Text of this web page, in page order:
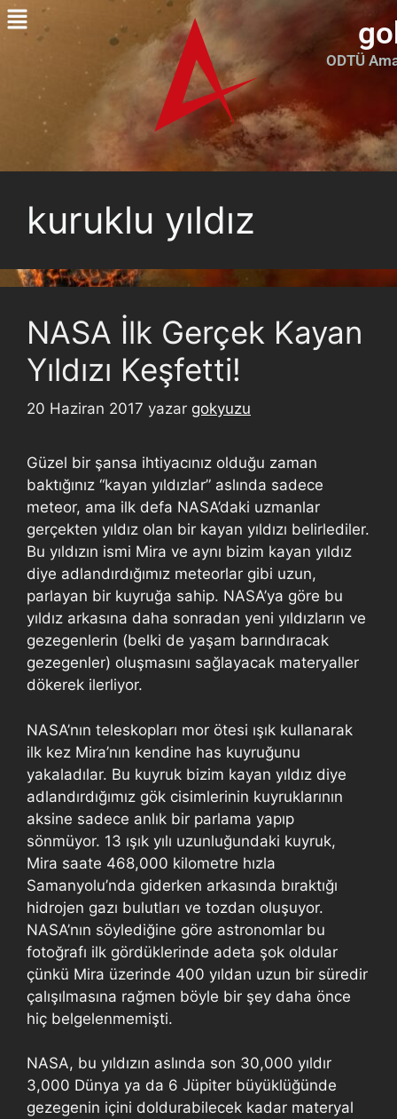
ODTÜ
kuruklu yıldız
NASA İlk Gerçek Kayan
Yıldızı Keşfetti!
20 Haziran 2017 yazar gokyuzu
Güzel bir şansa ihtiyacınız olduğu zaman
baktığınız “kayan yıldızlar” aslında sadece
meteor, ama ilk defa NASA’daki uzmanlar
gerçekten yıldız olan bir kayan yıldızı belirlediler.
Bu yıldızın ismi Mira ve aynı bizim kayan yıldız
diye adlandırdığımız meteorlar gibi uzun,
parlayan bir kuyruğa sahip. NASA’ya göre bu
yıldız arkasına daha sonradan yeni yıldızların ve
gezegenlerin (belki de yaşam barındıracak
gezegenler) oluşmasını sağlayacak materyaller
dökerek ilerliyor.
NASA’nın teleskopları mor ötesi ışık kullanarak
ilk kez Mira’nın kendine has kuyruğunu
yakaladılar. Bu kuyruk bizim kayan yıldız diye
adlandırdığımız gök cisimlerinin kuyruklarının
aksine sadece anlık bir parlama yapıp
sönmüyor. 13 ışık yılı uzunluğundaki kuyruk,
Mira saate 468,000 kilometre hızla
Samanyolu’nda giderken arkasında bıraktığı
hidrojen gazı bulutları ve tozdan oluşuyor.
NASA’nın söylediğine göre astronomlar bu
fotoğrafı ilk gördüklerinde adeta şok oldular
çünkü Mira üzerinde 400 yıldan uzun bir süredir
çalışılmasına rağmen böyle bir şey daha önce
hiç belgelenmemişti.
NASA, bu yıldızın aslında son 30,000 yıldır
3,000 Dünya ya da 6 Jüpiter büyüklüğünde
gezegenin içini doldurabilecek kadar materyal